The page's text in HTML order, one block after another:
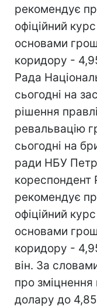
рекомендує
офіційний
основами
коридору -
Рада
сьогодні на
рішення
ревальвацію
сьогодні на
ради НБУ
кореспондент
рекомендує
офіційний
основами
коридору -
він. За
про
долару до